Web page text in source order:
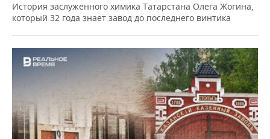
История заслуженного химика Татарстана Олега Жогина,
который 32 года знает завод до последнего винтика